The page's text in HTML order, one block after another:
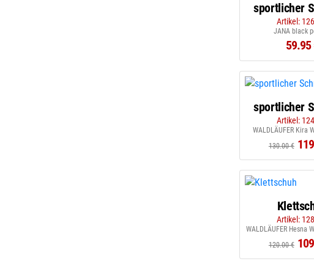
sportlicher
Artikel:
JANA black
59.95
sportlicher
Artikel:
WALDLÄUFER Kira
130.00 €
Artikel:
WALDLÄUFER Hesna
120.00 €